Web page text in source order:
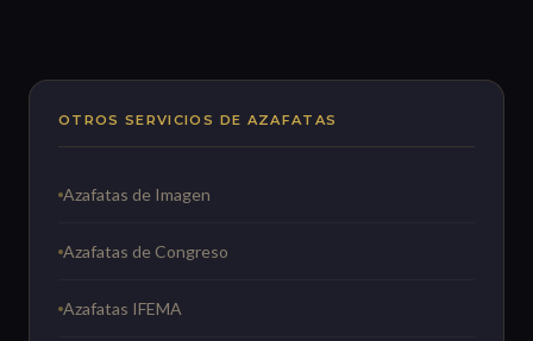
OTROS SERVICIOS DE AZAFATAS
Azafatas de Imagen
Azafatas de Congreso
Azafatas IFEMA